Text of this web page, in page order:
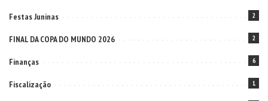
Festas Juninas 2
FINAL DA COPA DO MUNDO 2026 2
Finanças 6
Fiscalização 1